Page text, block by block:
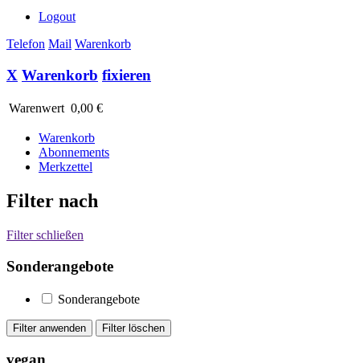
Logout
Telefon Mail Warenkorb
X Warenkorb fixieren
Warenwert 0,00 €
Warenkorb
Abonnements
Merkzettel
Filter nach
Filter schließen
Sonderangebote
Sonderangebote